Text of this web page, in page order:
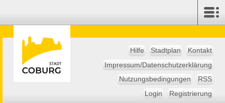
Hilfe Stadtplan
Kontakt
Impressum/Datenschutzerklärung
Nutzungsbedingungen
RSS
Login
Registrierung